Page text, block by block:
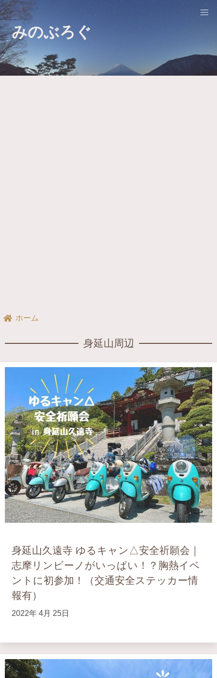
みのぶろぐ
ホーム
身延山周辺
身延山久遠寺 ゆるキャン△安全祈願会｜
志摩リンビーノがいっぱい！？胸熱イベ
ントに初参加！（交通安全ステッカー情
報有）
2022年 4月 25日